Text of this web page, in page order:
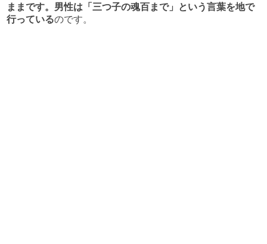
ままです。男性は「三つ子の魂百まで」という言葉を地で
行っているのです。